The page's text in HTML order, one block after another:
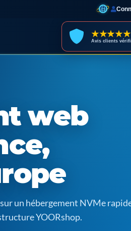
★★★★★
Avis clients
web
un hébergement NVMe
YOORshop.